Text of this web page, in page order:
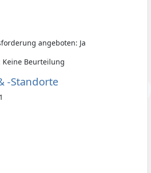
angeboten: Ja
Beurteilung
-Standorte